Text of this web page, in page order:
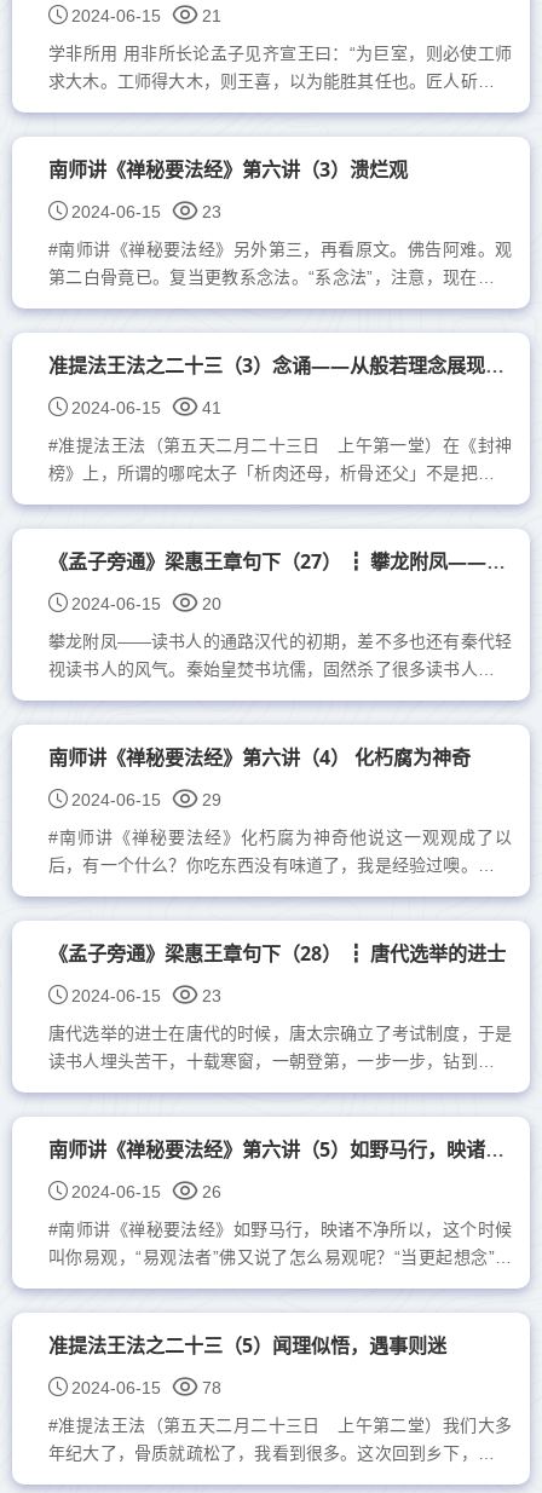
2024-06-15
21
学非所用 用非所长论孟子见齐宣王曰：“为巨室，则必使工师
求大木。工师得大木，则王喜，以为能胜其任也。匠人斫而小
之，则王怒，以为不胜其任矣。夫人幼而学之，壮而欲行之。
王曰：‘姑舍...
南师讲《禅秘要法经》第六讲（3）溃烂观
2024-06-15
23
#南师讲《禅秘要法经》另外第三，再看原文。佛告阿难。观
第二白骨竟已。复当更教系念法。“系念法”，注意，现在教我
们“系念法”。系念法者。先当系心着左足大趾上。...
准提法王法之二十三（3）念诵——从般若理念展现出来
2024-06-15
41
#准提法王法（第五天二月二十三日 上午第一堂）在《封神
榜》上，所谓的哪咤太子「析肉还母，析骨还父」不是把自己
身上的肉割得干干净净的，把剩下的身子骨拆下来，这样叫
还...
《孟子旁通》梁惠王章句下（27） ┇ 攀龙附凤——读书人的通路
2024-06-15
20
攀龙附凤——读书人的通路汉代的初期，差不多也还有秦代轻
视读书人的风气。秦始皇焚书坑儒，固然杀了很多读书人，但
留下来的读书种子仍然不少。例如为汉代初创政治礼仪最著名
的叔...
南师讲《禅秘要法经》第六讲（4） 化朽腐为神奇
2024-06-15
29
#南师讲《禅秘要法经》化朽腐为神奇他说这一观观成了以
后，有一个什么？你吃东西没有味道了，我是经验过噢。这个
东西观成，再怎么荤的也好、素的也好，不想吃了，吃着，是
间接...
《孟子旁通》梁惠王章句下（28） ┇ 唐代选举的进士
2024-06-15
23
唐代选举的进士在唐代的时候，唐太宗确立了考试制度，于是
读书人埋头苦干，十载寒窗，一朝登第，一步一步，钻到功名
场中。一直到现在，都在隋唐时代所创立的考试制度的精神
下，使得考试成为...
南师讲《禅秘要法经》第六讲（5）如野马行，映诸不净
2024-06-15
26
#南师讲《禅秘要法经》如野马行，映诸不净所以，这个时候
叫你易观，“易观法者”佛又说了怎么易观呢？“当更起想念”，
另外起个念头，“念想成时，见其身外诸不净间，周匝四
面”，...
准提法王法之二十三（5）闻理似悟，遇事则迷
2024-06-15
78
#准提法王法（第五天二月二十三日 上午第二堂）我们大多
年纪大了，骨质就疏松了，我看到很多。这次回到乡下，去看
我的大哥、大姐、二哥，他们的骨头都不行了，走路都不很便